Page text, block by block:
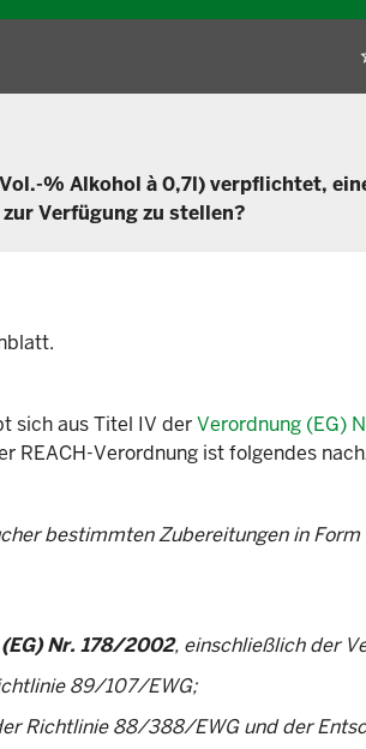
% Alkohol à 0,7l) verpflichtet,
Verfügung zu stellen?
sich aus Titel IV derVerordnung (EG)
REACH-Verordnung ist folgendes
bestimmten Zubereitungen in Form
Nr. 178/2002, einschließlich der
89/107/EWG;
Richtlinie 88/388/EWG und der